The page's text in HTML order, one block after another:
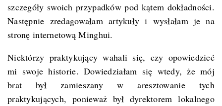
szczegóły swoich przypadków pod kątem dokładności.
Następnie zredagowałam artykuły i wysłałam je na
stronę internetową Minghui.
Niektórzy praktykujący wahali się, czy opowiedzieć
mi swoje historie. Dowiedziałam się wtedy, że mój
brat był zamieszany w aresztowanie tych
praktykujących, ponieważ był dyrektorem lokalnego